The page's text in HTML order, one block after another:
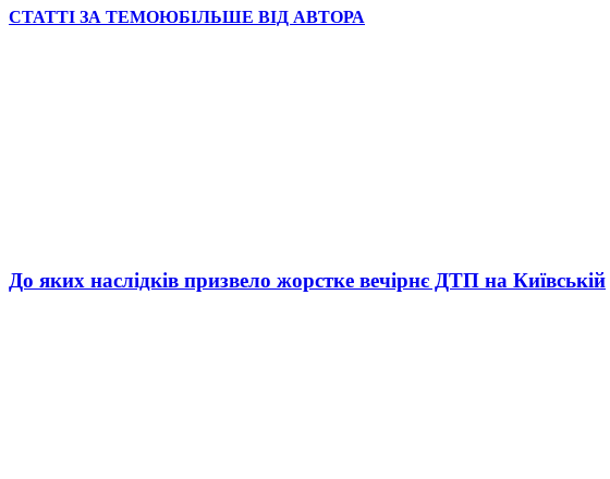
СТАТТІ ЗА ТЕМОЮБІЛЬШЕ ВІД АВТОРА
До яких наслідків призвело жорстке вечірнє ДТП на Київській